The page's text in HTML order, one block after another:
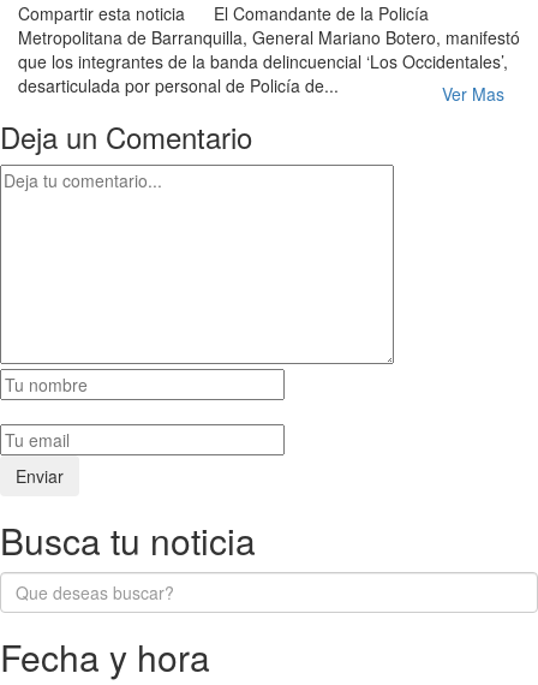
Compartir esta noticia El Comandante de la Policía
Metropolitana de Barranquilla, General Mariano Botero, manifestó
que los integrantes de la banda delincuencial ‘Los Occidentales’,
desarticulada por personal de Policía de...
Ver Mas
Deja un Comentario
Busca tu noticia
Fecha y hora